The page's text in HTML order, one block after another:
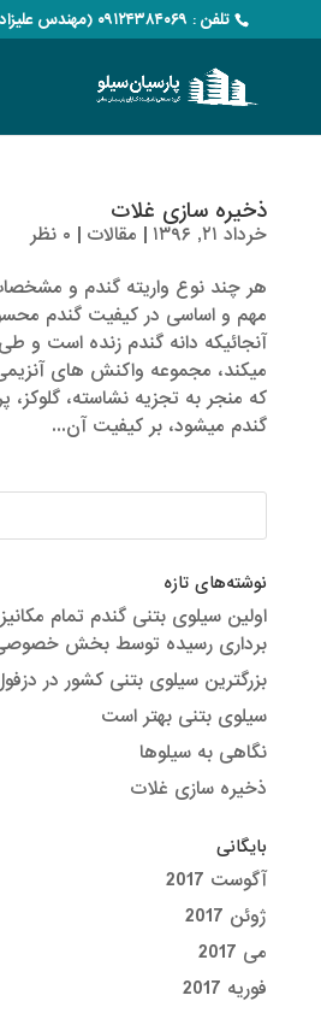
تلفن : ۰۹۱۲۴۳۸۴۰۶۹ (مهندس علیزاده)
ذخیره سازی غلات
خرداد ۲۱, ۱۳۹۶ | مقالات | ۰ نظر
هر چند نوع واریته گندم و
مهم و اساسی در کیفیت گندم
آنجائیکه دانه گندم زنده است و
می­کند، مجموعه واکنش­ های
که منجر به تجزیه نشاسته، گلوکز،
گندم می­شود، بر کیفیت آن...
نوشته‌های تازه
اولین سیلوی بتنی گندم تمام
برداری رسیده توسط بخش
بزرگترین سیلوی بتنی کشور در
سیلوی بتنی بهتر است
نگاهی به سیلوها
ذخیره سازی غلات
بایگانی
آگوست 2017
ژوئن 2017
می 2017
فوریه 2017